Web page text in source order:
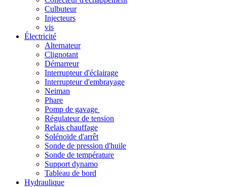
Culbuteur
Injecteurs
vis
Électricité
Alternateur
Clignotant
Démarreur
Interrupteur d'éclairage
Interrupteur d'embrayage
Neiman
Phare
Pomp de gavage
Régulateur de tension
Relais chauffage
Solénoïde d'arrêt
Sonde de pression d'huile
Sonde de température
Support dynamo
Tableau de bord
Hydraulique